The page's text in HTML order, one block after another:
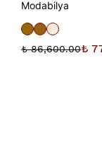
Modabilya
₺ 86,600.00₺